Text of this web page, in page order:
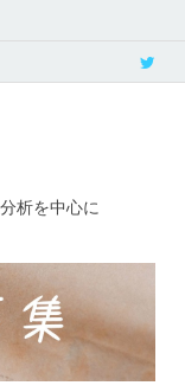
析を中心に